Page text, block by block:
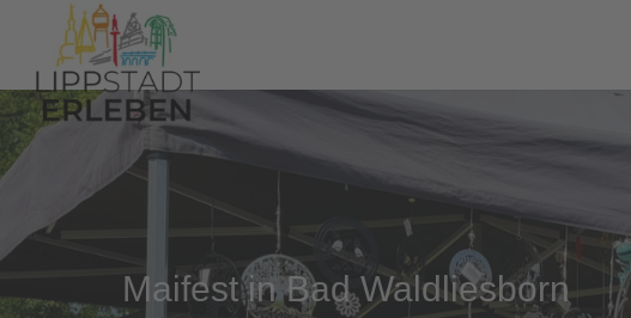
Maifest in Bad Waldliesborn